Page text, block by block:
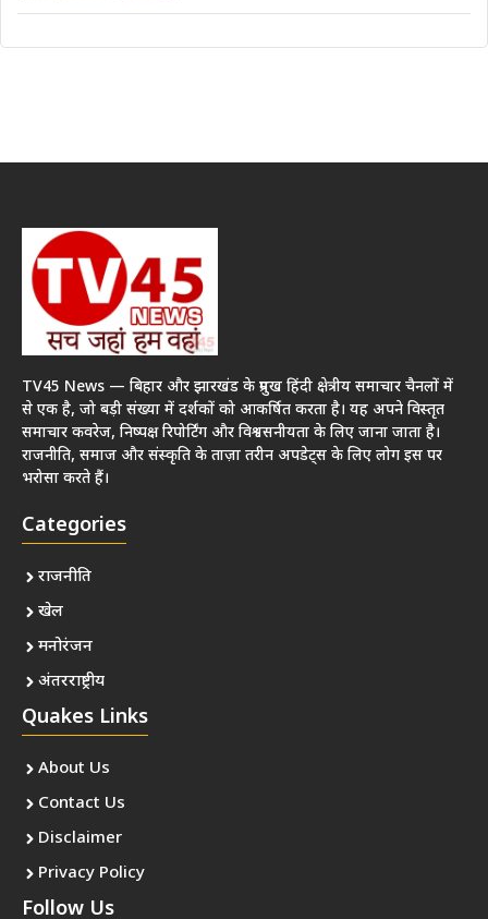
TV45 News — बिहार और झारखंड के प्रमुख हिंदी क्षेत्रीय समाचार चैनलों में
से एक है, जो बड़ी संख्या में दर्शकों को आकर्षित करता है। यह अपने विस्तृत
समाचार कवरेज, निष्पक्ष रिपोर्टिंग और विश्वसनीयता के लिए जाना जाता है।
राजनीति, समाज और संस्कृति के ताज़ा तरीन अपडेट्स के लिए लोग इस पर
भरोसा करते हैं।
Categories
राजनीति
खेल
मनोरंजन
अंतरराष्ट्रीय
Quakes Links
About Us
Contact Us
Disclaimer
Privacy Policy
Follow Us